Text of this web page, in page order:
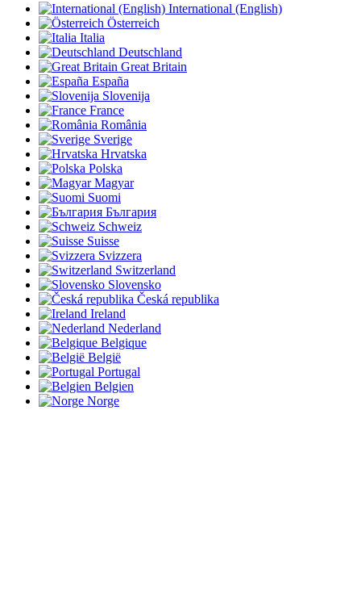
International (English)
Österreich
Italia
Deutschland
Great Britain
España
Slovenija
France
România
Sverige
Hrvatska
Polska
Magyar
Suomi
България
Schweiz
Suisse
Svizzera
Switzerland
Slovensko
Česká republika
Ireland
Nederland
Belgique
België
Portugal
Belgien
Norge